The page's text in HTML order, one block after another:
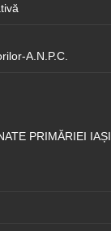
A.N.P.C.
PRIMĂRIEI IAȘI